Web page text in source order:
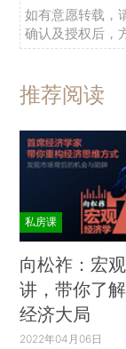
如有意愿转载，
确认及授权后，
推荐阅读
私房课
向松祚：宏
讲，带你了
经济大局
2022年04月06日